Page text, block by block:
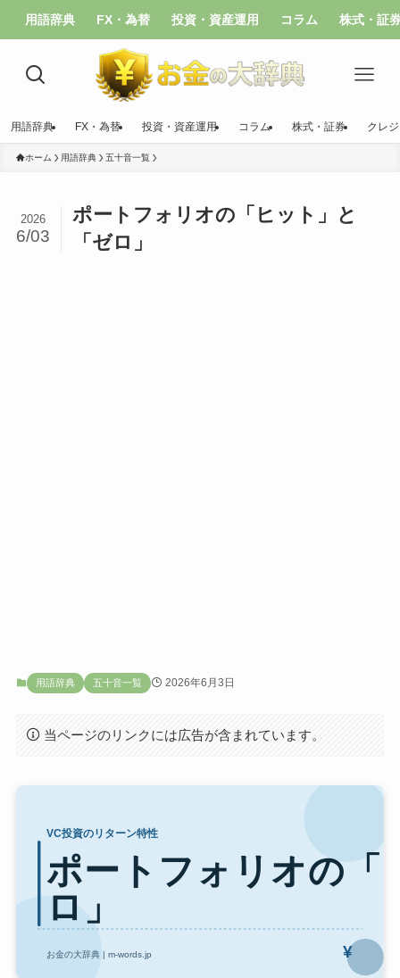
用語辞典 FX・為替 投資・資産運用 コラム 株式・証
用語辞典 FX・為替 投資・資産運用 コラム 株式・証券 クレ
ホーム 用語辞典 五十音一覧
ポートフォリオの「ヒット」と
「ゼロ」
2026
6/03
用語辞典 五十音一覧 2026年6月3日
当ページのリンクには広告が含まれています。